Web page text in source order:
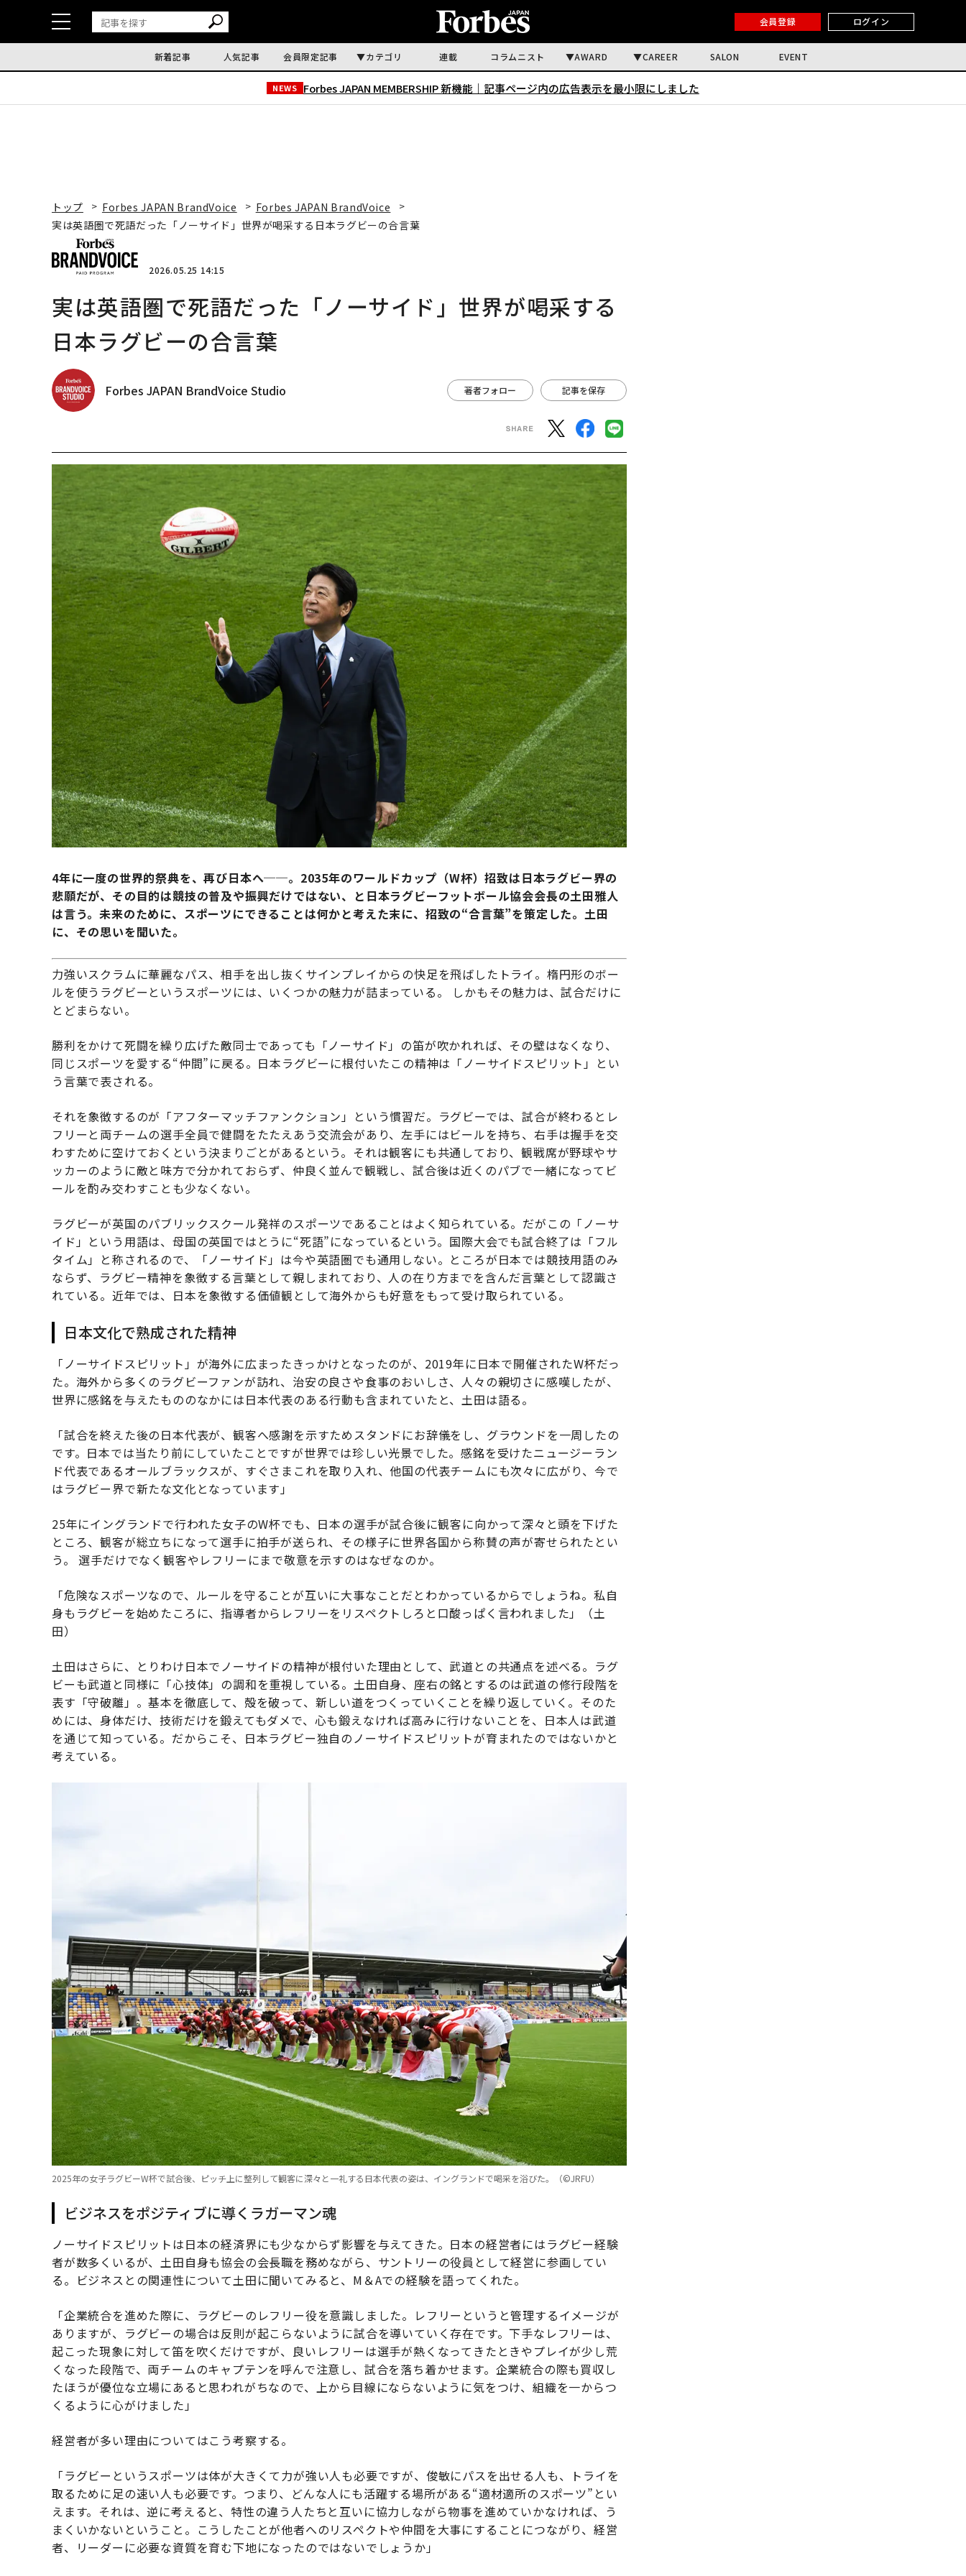
会員登録 ログイン
新着記事 人気記事 会員限定記事 カテゴリ 連載 コラムニスト AWARD CAREER SALON EVENT
NEWS Forbes JAPAN MEMBERSHIP 新機能｜ 記事ページ内の広告表示を最小限にしました
トップ Forbes JAPAN BrandVoice
Forbes JAPAN BrandVoice
実は英語圏で死語だった「ノーサイド」世界が喝采する日本ラグビーの合言葉
2026.05.25 14:15
実は英語圏で死語だった「ノーサイド」世界が喝采する
日本ラグビーの合言葉
Forbes JAPAN BrandVoice Studio 著者フォロー 記事を保存
4年に一度の世界的祭典を、再び日本へ──。2035年のワールドカップ（W杯）招致は日本ラグビー界の
悲願だが、その目的は競技の普及や振興だけではない、と日本ラグビーフットボール協会会長の土田雅人
は言う。未来のために、スポーツにできることは何かと考えた末に、招致の“合言葉”を策定した。土田
に、その思いを聞いた。
力強いスクラムに華麗なパス、相手を出し抜くサインプレイからの快足を飛ばしたトライ。楕円形のボー
ルを使うラグビーというスポーツには、いくつかの魅力が詰まっている。 しかもその魅力は、試合だけに
とどまらない。
勝利をかけて死闘を繰り広げた敵同士であっても「ノーサイド」の笛が吹かれれば、その壁はなくなり、
同じスポーツを愛する“仲間”に戻る。日本ラグビーに根付いたこの精神は「ノーサイドスピリット」とい
う言葉で表される。
それを象徴するのが「アフターマッチファンクション」という慣習だ。ラグビーでは、試合が終わるとレ
フリーと両チームの選手全員で健闘をたたえあう交流会があり、左手にはビールを持ち、右手は握手を交
わすために空けておくという決まりごとがあるという。それは観客にも共通しており、観戦席が野球やサ
ッカーのように敵と味方で分かれておらず、仲良く並んで観戦し、試合後は近くのパブで一緒になってビ
ールを酌み交わすことも少なくない。
ラグビーが英国のパブリックスクール発祥のスポーツであることはよく知られている。だがこの「ノーサ
イド」という用語は、母国の英国ではとうに“死語”になっているという。国際大会でも試合終了は「フル
タイム」と称されるので、「ノーサイド」は今や英語圏でも通用しない。ところが日本では競技用語のみ
ならず、ラグビー精神を象徴する言葉として親しまれており、人の在り方までを含んだ言葉として認識さ
れている。近年では、日本を象徴する価値観として海外からも好意をもって受け取られている。
日本文化で熟成された精神
「ノーサイドスピリット」が海外に広まったきっかけとなったのが、2019年に日本で開催されたW杯だっ
た。海外から多くのラグビーファンが訪れ、治安の良さや食事のおいしさ、人々の親切さに感嘆したが、
世界に感銘を与えたもののなかには日本代表のある行動も含まれていたと、土田は語る。
「試合を終えた後の日本代表が、観客へ感謝を示すためスタンドにお辞儀をし、グラウンドを一周したの
です。日本では当たり前にしていたことですが世界では珍しい光景でした。感銘を受けたニュージーラン
ド代表であるオールブラックスが、すぐさまこれを取り入れ、他国の代表チームにも次々に広がり、今で
はラグビー界で新たな文化となっています」
25年にイングランドで行われた女子のW杯でも、日本の選手が試合後に観客に向かって深々と頭を下げた
ところ、観客が総立ちになって選手に拍手が送られ、その様子に世界各国から称賛の声が寄せられたとい
う。 選手だけでなく観客やレフリーにまで敬意を示すのはなぜなのか。
「危険なスポーツなので、ルールを守ることが互いに大事なことだとわかっているからでしょうね。私自
身もラグビーを始めたころに、指導者からレフリーをリスペクトしろと口酸っぱく言われました」（土
田）
土田はさらに、とりわけ日本でノーサイドの精神が根付いた理由として、武道との共通点を述べる。ラグ
ビーも武道と同様に「心技体」の調和を重視している。土田自身、座右の銘とするのは武道の修行段階を
表す「守破離」。基本を徹底して、殻を破って、新しい道をつくっていくことを繰り返していく。そのた
めには、身体だけ、技術だけを鍛えてもダメで、心も鍛えなければ高みに行けないことを、日本人は武道
を通じて知っている。だからこそ、日本ラグビー独自のノーサイドスピリットが育まれたのではないかと
考えている。
2025年の女子ラグビーW杯で試合後、ピッチ上に整列して観客に深々と一礼する日本代表の姿は、イングランドで喝采を浴びた。（©︎JRFU）
ビジネスをポジティブに導くラガーマン魂
ノーサイドスピリットは日本の経済界にも少なからず影響を与えてきた。日本の経営者にはラグビー経験
者が数多くいるが、土田自身も協会の会長職を務めながら、サントリーの役員として経営に参画してい
る。ビジネスとの関連性について土田に聞いてみると、M＆Aでの経験を語ってくれた。
「企業統合を進めた際に、ラグビーのレフリー役を意識しました。レフリーというと管理するイメージが
ありますが、ラグビーの場合は反則が起こらないように試合を導いていく存在です。下手なレフリーは、
起こった現象に対して笛を吹くだけですが、良いレフリーは選手が熱くなってきたときやプレイが少し荒
くなった段階で、両チームのキャプテンを呼んで注意し、試合を落ち着かせます。企業統合の際も買収し
たほうが優位な立場にあると思われがちなので、上から目線にならないように気をつけ、組織を一からつ
くるように心がけました」
経営者が多い理由についてはこう考察する。
「ラグビーというスポーツは体が大きくて力が強い人も必要ですが、俊敏にパスを出せる人も、トライを
取るために足の速い人も必要です。つまり、どんな人にも活躍する場所がある“適材適所のスポーツ”とい
えます。それは、逆に考えると、特性の違う人たちと互いに協力しながら物事を進めていかなければ、う
まくいかないということ。こうしたことが他者へのリスペクトや仲間を大事にすることにつながり、経営
者、リーダーに必要な資質を育む下地になったのではないでしょうか」